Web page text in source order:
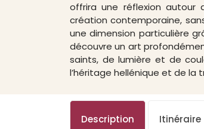
offrira une réflexion autour
création contemporaine,
une dimension particulière
découvre un art
saints, de lumière et de
l’héritage hellénique et de
Description Itinéraire